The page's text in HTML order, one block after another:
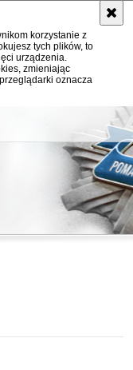
korzystanie z
tych plików, to
urządzenia.
zmieniając
oznacza